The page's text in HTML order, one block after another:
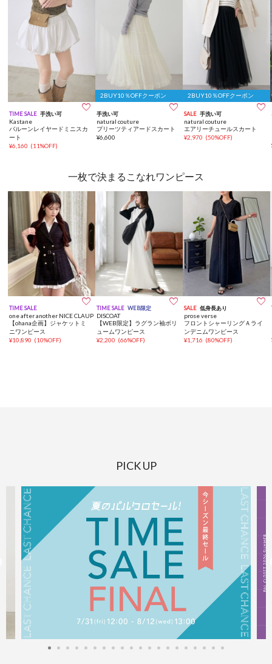
TIME SALE 手洗い可 
Kastane
バルーンレイヤードミニスカ
ート
¥6,160 (11%OFF)
2BUY10％OFFクーポン
手洗い可 
natural couture
プリーツティアードスカート
¥6,600
2BUY10％OFFクーポン
SALE 手洗い可 
natural couture
エアリーチュールスカート
¥2,970 (50%OFF)
一枚で決まるこなれワンピース
TIME SALE 
one after another NICE CLAUP
【ohana企画】ジャケットミ
ニワンピース
¥10,890 (10%OFF)
TIME SALE WEB限定 
DISCOAT
【WEB限定】ラグラン袖ボリ
ュームワンピース
¥2,200 (66%OFF)
SALE 低身長あり 
prose verse
フロントシャーリングＡライ
ンデニムワンピース
¥1,716 (80%OFF)
PICK UP